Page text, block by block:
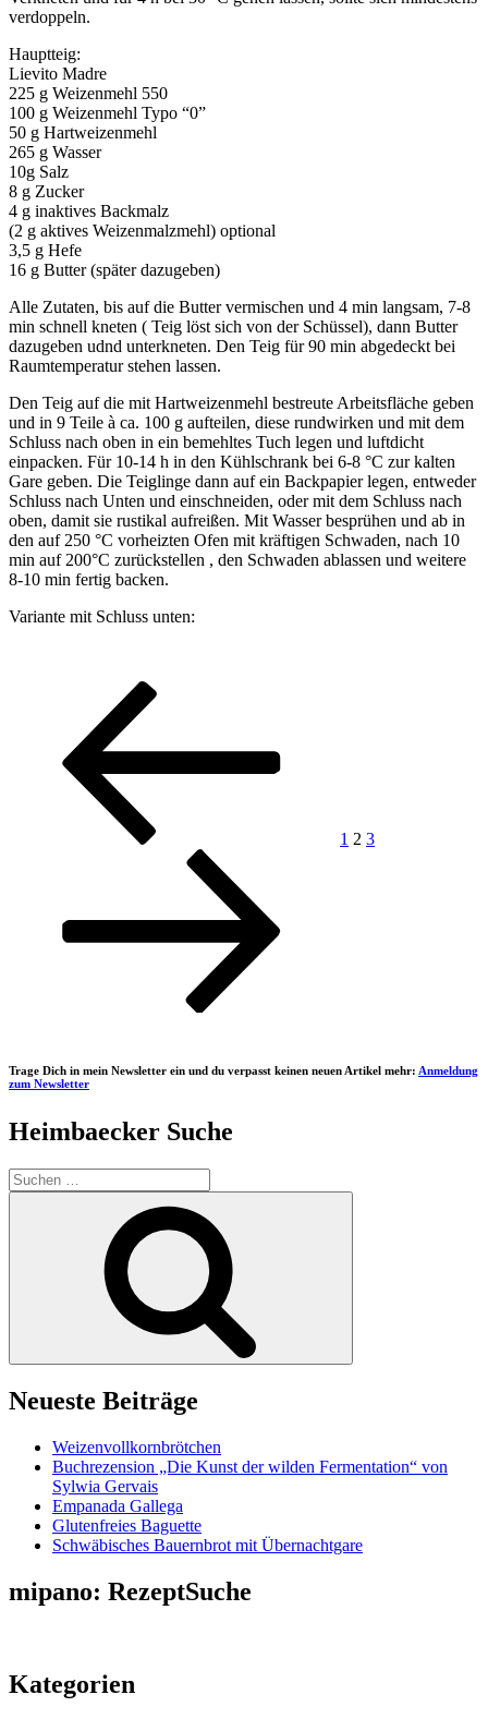
verdoppeln.
Hauptteig:
Lievito Madre
225 g Weizenmehl 550
100 g Weizenmehl Typo “0”
50 g Hartweizenmehl
265 g Wasser
10g Salz
8 g Zucker
4 g inaktives Backmalz
(2 g aktives Weizenmalzmehl) optional
3,5 g Hefe
16 g Butter (später dazugeben)
Alle Zutaten, bis auf die Butter vermischen und 4 min langsam, 7-8
min schnell kneten ( Teig löst sich von der Schüssel), dann Butter
dazugeben udnd unterkneten. Den Teig für 90 min abgedeckt bei
Raumtemperatur stehen lassen.
Den Teig auf die mit Hartweizenmehl bestreute Arbeitsfläche geben
und in 9 Teile à ca. 100 g aufteilen, diese rundwirken und mit dem
Schluss nach oben in ein bemehltes Tuch legen und luftdicht
einpacken. Für 10-14 h in den Kühlschrank bei 6-8 °C zur kalten
Gare geben. Die Teiglinge dann auf ein Backpapier legen, entweder
Schluss nach Unten und einschneiden, oder mit dem Schluss nach
oben, damit sie rustikal aufreißen. Mit Wasser besprühen und ab in
den auf 250 °C vorheizten Ofen mit kräftigen Schwaden, nach 10
min auf 200°C zurückstellen , den Schwaden ablassen und weitere
8-10 min fertig backen.
Variante mit Schluss unten:
Seitennummerierung
Beiträge
1 2 3
Trage Dich in mein Newsletter ein und du verpasst keinen neuen Artikel mehr: Anmeldung
zum Newsletter
Heimbaecker Suche
Suchen
nach:
Neueste Beiträge
Weizenvollkornbrötchen
Buchrezension „Die Kunst der wilden Fermentation“ von
Sylwia Gervais
Empanada Gallega
Glutenfreies Baguette
Schwäbisches Bauernbrot mit Übernachtgare
mipano: RezeptSuche
Kategorien